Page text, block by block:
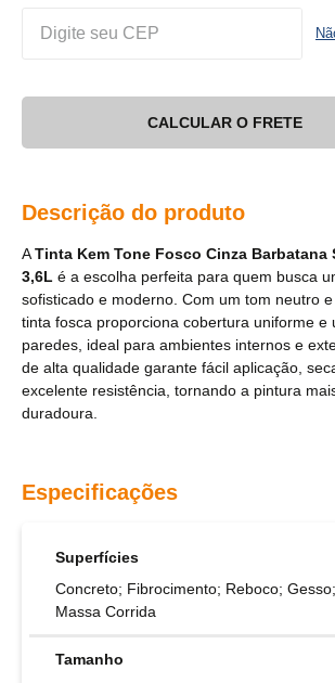
CALCULAR O FRETE
Descrição do produto
ATinta Kem Tone Fosco Cinza Barbatana
3,6L é a escolha perfeita para quem busca
sofisticado e moderno. Com um tom neutro
tinta fosca proporciona cobertura uniforme e
paredes, ideal para ambientes internos e
de alta qualidade garante fácil aplicação,
excelente resistência, tornando a pintura
duradoura.
Especificações
Superfícies
Concreto; Fibrocimento; Reboco;
Massa Corrida
Tamanho